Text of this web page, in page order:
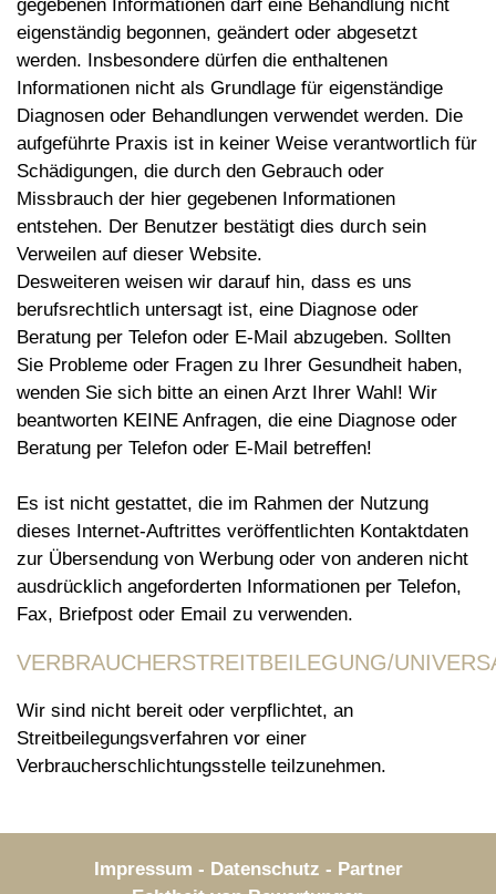
gegebenen Informationen darf eine Behandlung nicht
eigenständig begonnen, geändert oder abgesetzt
werden. Insbesondere dürfen die enthaltenen
Informationen nicht als Grundlage für eigenständige
Diagnosen oder Behandlungen verwendet werden. Die
aufgeführte Praxis ist in keiner Weise verantwortlich für
Schädigungen, die durch den Gebrauch oder
Missbrauch der hier gegebenen Informationen
entstehen. Der Benutzer bestätigt dies durch sein
Verweilen auf dieser Website.
Desweiteren weisen wir darauf hin, dass es uns
berufsrechtlich untersagt ist, eine Diagnose oder
Beratung per Telefon oder E-Mail abzugeben. Sollten
Sie Probleme oder Fragen zu Ihrer Gesundheit haben,
wenden Sie sich bitte an einen Arzt Ihrer Wahl! Wir
beantworten KEINE Anfragen, die eine Diagnose oder
Beratung per Telefon oder E-Mail betreffen!
Es ist nicht gestattet, die im Rahmen der Nutzung
dieses Internet-Auftrittes veröffentlichten Kontaktdaten
zur Übersendung von Werbung oder von anderen nicht
ausdrücklich angeforderten Informationen per Telefon,
Fax, Briefpost oder Email zu verwenden.
VERBRAUCHERSTREITBEILEGUNG/
Wir sind nicht bereit oder verpflichtet, an
Streitbeilegungsverfahren vor einer
Verbraucherschlichtungsstelle teilzunehmen.
Impressum - Datenschutz - Partner